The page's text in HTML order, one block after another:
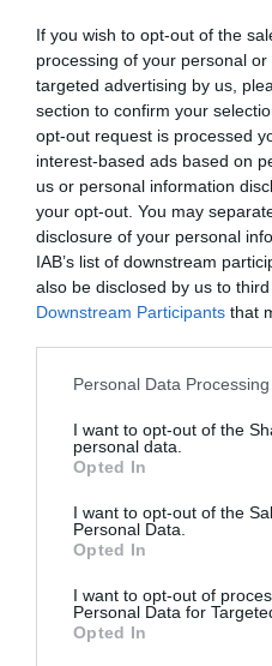
If you wish to opt-out of the
processing of your personal
targeted advertising by us,
section to confirm your
opt-out request is processed
interest-based ads based on
us or personal information
your opt-out. You may
disclosure of your personal
IAB’s list of downstream
also be disclosed by us to
Downstream Participants that
Personal Data
I want to opt-out of the
personal data.
Opted In
I want to opt-out of the
Personal Data.
Opted In
I want to opt-out of
Personal Data for
Opted In
ενδέχεται να έχουµε και
θαλάσσιο νερό (Σχ.2
κινητήρα) και όλα αυτά θα
Εάν ο λοιπόν ο ιδιοκτήτης
του και το εγχειρίδιο
ζωτικό αυτό κοµµάτι που
καθώς οι ψύκτες
ειδικά κίτ ξεπλύµατος στις
δεν διαθέτουν
τοποθετεί ο µηχανικός σας
παροχή γλυκού νερού
του ψύκτη και να καθαρίζει